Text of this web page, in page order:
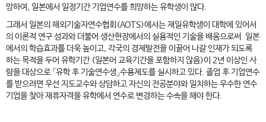
망하여, 일본에서 일정기간 기업연수를 희망하는 유학생이 많다.
그래서 일본의 해외기술자연수협회(AOTS)에서는 재일유학생이 대학에 있어서
의 이론적 연구 성과와 더불어 생산현장에서의 실용적인 기술을 배움으로써 일본
에서의 학습효과를 더욱 높이고, 각국의 경제발전을 이끌어 나갈 인재가 되도록
하는 목적을 두어 유학기간 (일본어 교육기간을 포함하지 않음)이 2년 이상인 사
람을 대상으로 「유학 후 기술연수생」수용제도를 실시하고 있다. 졸업 후 기업연수
를 받으려면 우선 지도교수와 상담하고 자신의 전공분야와 일치하는 우수한 연수
기업을 찾아 재류자격을 유학에서 연수로 변경하는 수속을 해야 한다.